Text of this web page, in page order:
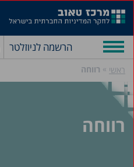
הרשמה לניוזלטר
ראשי » רווחה
רווחה